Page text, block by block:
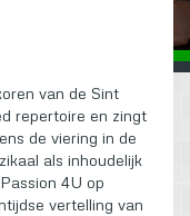
van de Sint
repertoire en zingt
de viering in de
als inhoudelijk
4U op
vertelling van